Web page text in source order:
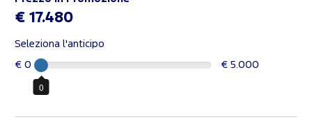
€ 17.480
Seleziona l'anticipo
€ 0
0
€ 5.000